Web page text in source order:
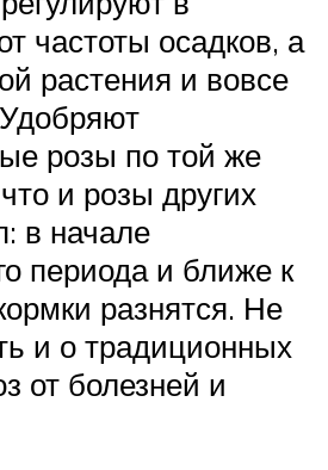
частоты осадков, а
растения и вовсе
розы по той же
и розы других
в начале
периода и ближе к
разнятся. Не
и о традиционных
от болезней и